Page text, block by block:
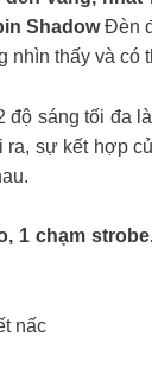
ShadowĐèn
thấy và
độ sáng tối
sự kết hợp
1 chạm
nấc